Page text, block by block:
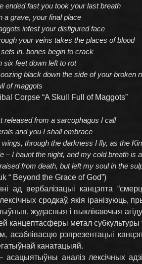
ended fast you took your last breath
a grave, your final place
infest your disfigured face
your veins takes the places of blood
in, bones begin to crack
six feet down left to rot
black down the side of your broken
of maggots
Corpse “A Skull Full of Maggots”
released from a sarcophagus I call
and you I shall embrace
through the darkness I fly, as the
– I haunt the night, and my cold breath is
from death, but left my soul in the
“ Beyond the Grace of God”)
ад вербалізацыі канцэпта
сродкаў, якія іранізуюць,
жудасныя і выклікаючыя
канцептасферы метал
асаблівасцю рэпрезентацыі
канатацыяй.
аналіз лексічных